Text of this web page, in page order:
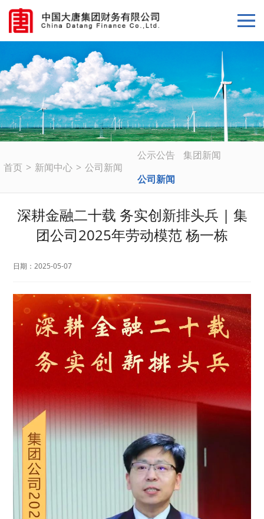
首页 > 新闻中心 > 公司新闻
公示公告
集团新闻
公司新闻
深耕金融二十载 务实创新排头兵 | 集
团公司2025年劳动模范 杨一栋
日期：2025-05-07